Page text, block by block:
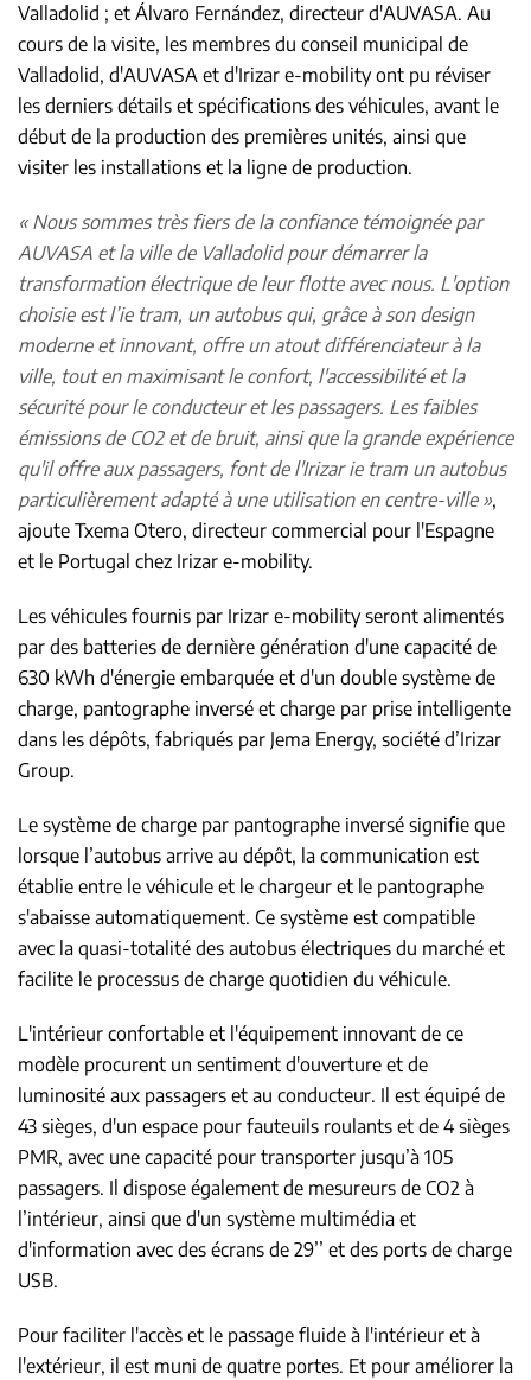
Valladolid ; et Álvaro Fernández, directeur d'AUVASA. Au
cours de la visite, les membres du conseil municipal de
Valladolid, d'AUVASA et d'Irizar e-mobility ont pu réviser
les derniers détails et spécifications des véhicules, avant le
début de la production des premières unités, ainsi que
visiter les installations et la ligne de production.
« Nous sommes très fiers de la confiance témoignée par
AUVASA et la ville de Valladolid pour démarrer la
transformation électrique de leur flotte avec nous. L'option
choisie est l’ie tram, un autobus qui, grâce à son design
moderne et innovant, offre un atout différenciateur à la
ville, tout en maximisant le confort, l'accessibilité et la
sécurité pour le conducteur et les passagers. Les faibles
émissions de CO2 et de bruit, ainsi que la grande expérience
qu'il offre aux passagers, font de l'Irizar ie tram un autobus
particulièrement adapté à une utilisation en centre-ville »,
ajoute Txema Otero, directeur commercial pour l'Espagne
et le Portugal chez Irizar e-mobility.
Les véhicules fournis par Irizar e-mobility seront alimentés
par des batteries de dernière génération d'une capacité de
630 kWh d'énergie embarquée et d'un double système de
charge, pantographe inversé et charge par prise intelligente
dans les dépôts, fabriqués par Jema Energy, société d’Irizar
Group.
Le système de charge par pantographe inversé signifie que
lorsque l’autobus arrive au dépôt, la communication est
établie entre le véhicule et le chargeur et le pantographe
s'abaisse automatiquement. Ce système est compatible
avec la quasi-totalité des autobus électriques du marché et
facilite le processus de charge quotidien du véhicule.
L'intérieur confortable et l'équipement innovant de ce
modèle procurent un sentiment d'ouverture et de
luminosité aux passagers et au conducteur. Il est équipé de
43 sièges, d'un espace pour fauteuils roulants et de 4 sièges
PMR, avec une capacité pour transporter jusqu’à 105
passagers. Il dispose également de mesureurs de CO2 à
l’intérieur, ainsi que d'un système multimédia et
d'information avec des écrans de 29’’ et des ports de charge
USB.
Pour faciliter l'accès et le passage fluide à l'intérieur et à
l'extérieur, il est muni de quatre portes. Et pour améliorer la